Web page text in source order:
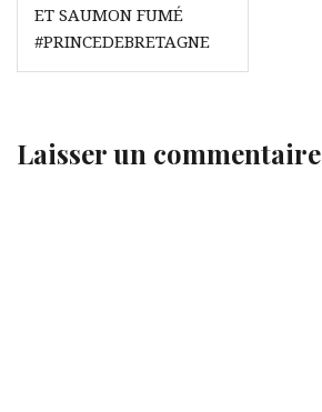
ET SAUMON FUMÉ
#PRINCEDEBRETAGNE
Laisser un commentaire